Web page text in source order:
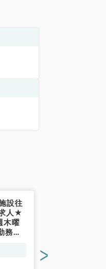
設往
人★
木曜
務！
>